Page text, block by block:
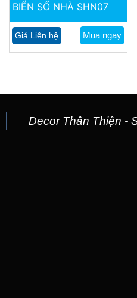
BIỂN SỐ NHÀ SHN07
Giá Liên hệ Mua ngay
Decor Thân Thiện -